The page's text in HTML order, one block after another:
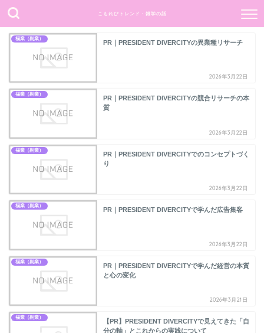
こもれびトレンド・雑学の話
何事もポジティブ思考で過ごしたい。
福業（副業）
PR｜PRESIDENT DIVERCITYの異業種リサーチ
2026年3月22日
福業（副業）
PR｜PRESIDENT DIVERCITYの競合リサーチの本
質
2026年3月22日
福業（副業）
PR｜PRESIDENT DIVERCITYでのコンセプトづく
り
2026年3月22日
福業（副業）
PR｜PRESIDENT DIVERCITYで学んだ広告集客
2026年3月22日
福業（副業）
PR｜PRESIDENT DIVERCITYで学んだ経営の本質
と心の変化
2026年3月21日
福業（副業）
【PR】PRESIDENT DIVERCITYで見えてきた「自
分の軸」とこれからの実践について